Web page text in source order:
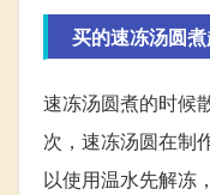
买的速冻汤圆
速冻汤圆煮的时候
次，速冻汤圆在制
以使用温水先解冻